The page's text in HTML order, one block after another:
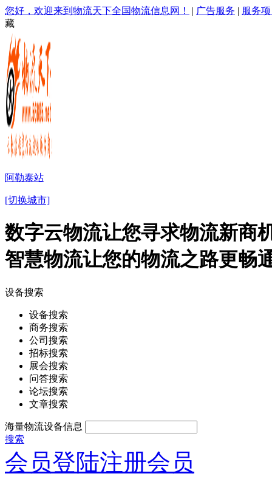
您好，欢迎来到物流天下全国物流信息网！ | 广告服务 | 服务
藏
阿勒泰站
[切换城市]
数字云物流让您寻求物流新商
智慧物流让您的物流之路更畅
设备搜索
设备搜索
商务搜索
公司搜索
招标搜索
展会搜索
问答搜索
论坛搜索
文章搜索
海量物流设备信息
搜索
会员登陆注册会员